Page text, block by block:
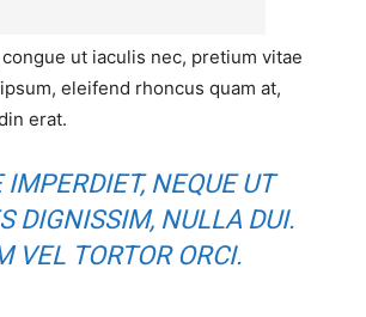
ut iaculis nec, pretium vitae
eleifend rhoncus quam at,
erat.
IMPERDIET, NEQUE UT
DIGNISSIM, NULLA DUI.
VEL TORTOR ORCI.